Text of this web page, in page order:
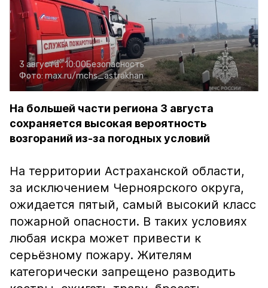
3 августа , 10:00Безопасность
Фото: max.ru/mchs_astrakhan
На большей части региона 3 августа
сохраняется высокая вероятность
возгораний из-за погодных условий
На территории Астраханской области,
за исключением Черноярского округа,
ожидается пятый, самый высокий класс
пожарной опасности. В таких условиях
любая искра может привести к
серьёзному пожару. Жителям
категорически запрещено разводить